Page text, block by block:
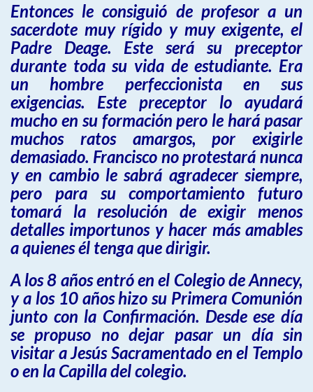
Entonces le consiguió de profesor a un
sacerdote muy rígido y muy exigente, el
Padre Deage. Este será su preceptor
durante toda su vida de estudiante. Era
un hombre perfeccionista en sus
exigencias. Este preceptor lo ayudará
mucho en su formación pero le hará pasar
muchos ratos amargos, por exigirle
demasiado. Francisco no protestará nunca
y en cambio le sabrá agradecer siempre,
pero para su comportamiento futuro
tomará la resolución de exigir menos
detalles importunos y hacer más amables
a quienes él tenga que dirigir.
A los 8 años entró en el Colegio de Annecy,
y a los 10 años hizo su Primera Comunión
junto con la Confirmación. Desde ese día
se propuso no dejar pasar un día sin
visitar a Jesús Sacramentado en el Templo
o en la Capilla del colegio.